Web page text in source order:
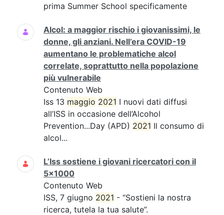
prima Summer School specificamente
Alcol: a maggior rischio i giovanissimi, le
donne, gli anziani. Nell’era COVID-19
aumentano le problematiche alcol
correlate, soprattutto nella popolazione
più vulnerabile
Contenuto Web
Iss 13 maggio 2021 I nuovi dati diffusi
all’ISS in occasione dell’Alcohol
Prevention...Day (APD) 2021 Il consumo di
alcol...
L’Iss sostiene i giovani ricercatori con il
5x1000
Contenuto Web
ISS, 7 giugno 2021 - “Sostieni la nostra
ricerca, tutela la tua salute”.